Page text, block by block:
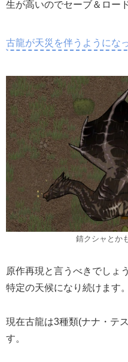
生が高いのでセーブ＆ロー
古龍が天災を伴うようにな
錆クシャとか
原作再現と言うべきでしょ
特定の天候になり続けます。
現在古龍は3種類(ナナ・テ
す。